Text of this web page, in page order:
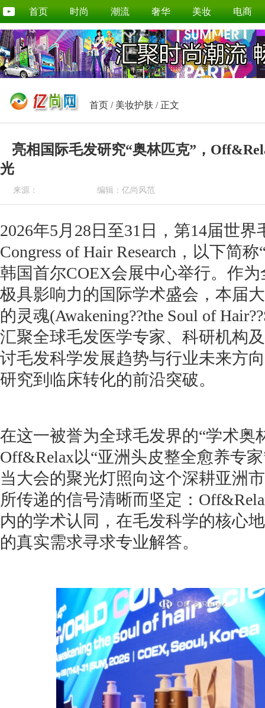
首页 时尚 潮流 奢华 美妆 电商
首页 / 美妆护肤 / 正文
亮相国际毛发研究“奥林匹克”，
光
来源： 编辑：亿尚风范
2026年5月28日至31日，第14届世界
Congress of Hair Research，以下简称
韩国首尔COEX会展中心举行。作
极具影响力的国际学术盛会，本届
的灵魂(Awakening??the Soul of
汇聚全球毛发医学专家、科研机构
讨毛发科学发展趋势与行业未来方
研究到临床转化的前沿突破。
在这一被誉为全球毛发界的“学术奥
Off&Relax以“亚洲头皮整全愈养专
当大会的聚光灯照向这个深耕亚洲
所传递的信号清晰而坚定：
内的学术认同，在毛发科学的核心
的真实需求寻求专业解答。